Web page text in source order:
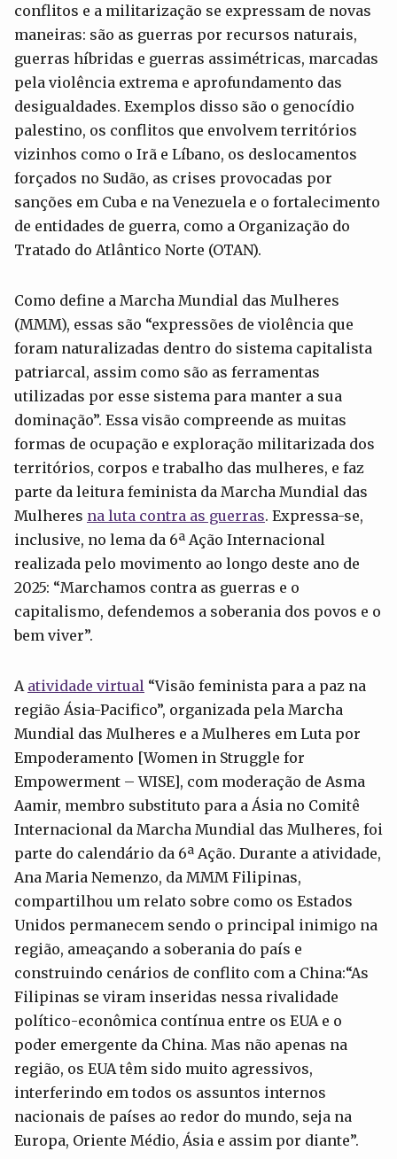
conflitos e a militarização se expressam de novas
maneiras: são as guerras por recursos naturais,
guerras híbridas e guerras assimétricas, marcadas
pela violência extrema e aprofundamento das
desigualdades. Exemplos disso são o genocídio
palestino, os conflitos que envolvem territórios
vizinhos como o Irã e Líbano, os deslocamentos
forçados no Sudão, as crises provocadas por
sanções em Cuba e na Venezuela e o fortalecimento
de entidades de guerra, como a Organização do
Tratado do Atlântico Norte (OTAN).
Como define a Marcha Mundial das Mulheres
(MMM), essas são “expressões de violência que
foram naturalizadas dentro do sistema capitalista
patriarcal, assim como são as ferramentas
utilizadas por esse sistema para manter a sua
dominação”. Essa visão compreende as muitas
formas de ocupação e exploração militarizada dos
territórios, corpos e trabalho das mulheres, e faz
parte da leitura feminista da Marcha Mundial das
Mulheres na luta contra as guerras. Expressa-se,
inclusive, no lema da 6ª Ação Internacional
realizada pelo movimento ao longo deste ano de
2025: “Marchamos contra as guerras e o
capitalismo, defendemos a soberania dos povos e o
bem viver”.
A atividade virtual “Visão feminista para a paz na
região Ásia-Pacifico”, organizada pela Marcha
Mundial das Mulheres e a Mulheres em Luta por
Empoderamento [Women in Struggle for
Empowerment – WISE], com moderação de Asma
Aamir, membro substituto para a Ásia no Comitê
Internacional da Marcha Mundial das Mulheres, foi
parte do calendário da 6ª Ação. Durante a atividade,
Ana Maria Nemenzo, da MMM Filipinas,
compartilhou um relato sobre como os Estados
Unidos permanecem sendo o principal inimigo na
região, ameaçando a soberania do país e
construindo cenários de conflito com a China:“As
Filipinas se viram inseridas nessa rivalidade
político-econômica contínua entre os EUA e o
poder emergente da China. Mas não apenas na
região, os EUA têm sido muito agressivos,
interferindo em todos os assuntos internos
nacionais de países ao redor do mundo, seja na
Europa, Oriente Médio, Ásia e assim por diante”.